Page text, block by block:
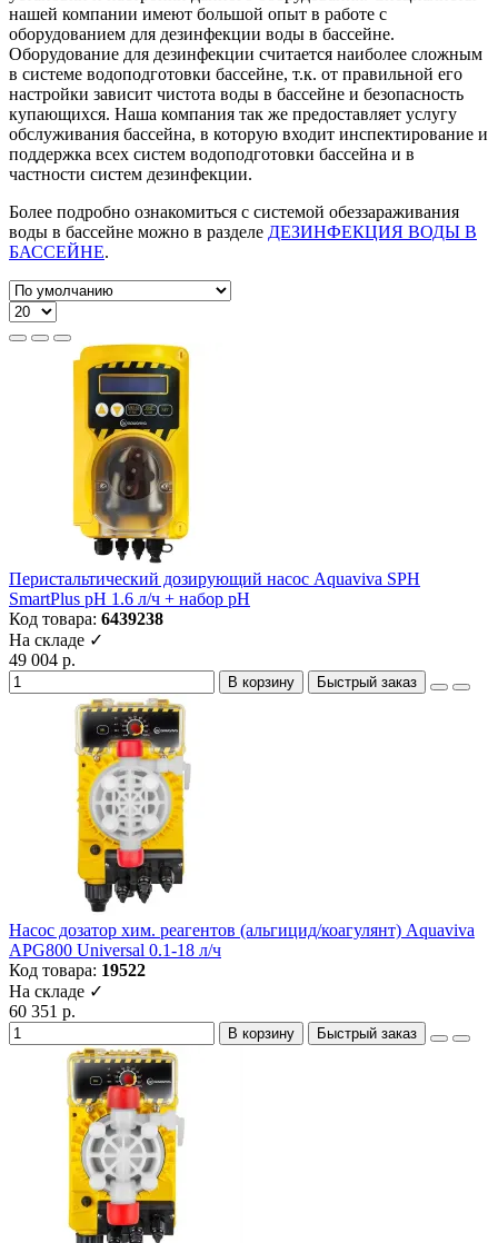
нашей компании имеют большой опыт в работе с
оборудованием для дезинфекции воды в бассейне.
Оборудование для дезинфекции считается наиболее сложным
в системе водоподготовки бассейне, т.к. от правильной его
настройки зависит чистота воды в бассейне и безопасность
купающихся. Наша компания так же предоставляет услугу
обслуживания бассейна, в которую входит инспектирование и
поддержка всех систем водоподготовки бассейна и в
частности систем дезинфекции.
Более подробно ознакомиться с системой обеззараживания
воды в бассейне можно в разделе ДЕЗИНФЕКЦИЯ ВОДЫ В
БАССЕЙНЕ.
Перистальтический дозирующий насос Aquaviva SPH
SmartPlus pH 1.6 л/ч + набор pH
Код товара: 6439238
На складе ✓
49 004 р.
В корзину Быстрый заказ
Насос дозатор хим. реагентов (альгицид/коагулянт) Aquaviva
APG800 Universal 0.1-18 л/ч
Код товара: 19522
На складе ✓
60 351 р.
В корзину Быстрый заказ